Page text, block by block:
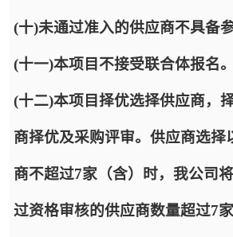
(十)未通过准入的供应商不具备
(十一)本项目不接受联合体报名。
(十二)本项目择优选择供应商，
商择优及采购评审。供应商选
商不超过7家（含）时，我公司
过资格审核的供应商数量超过7